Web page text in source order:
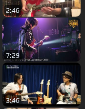
2:46
7:29
3:46